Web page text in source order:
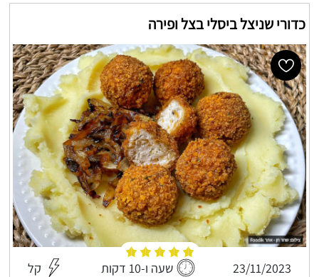
כדורי שניצל ביסלי בצל ופירה
23/11/2023 שעה ו-10 דקות קל